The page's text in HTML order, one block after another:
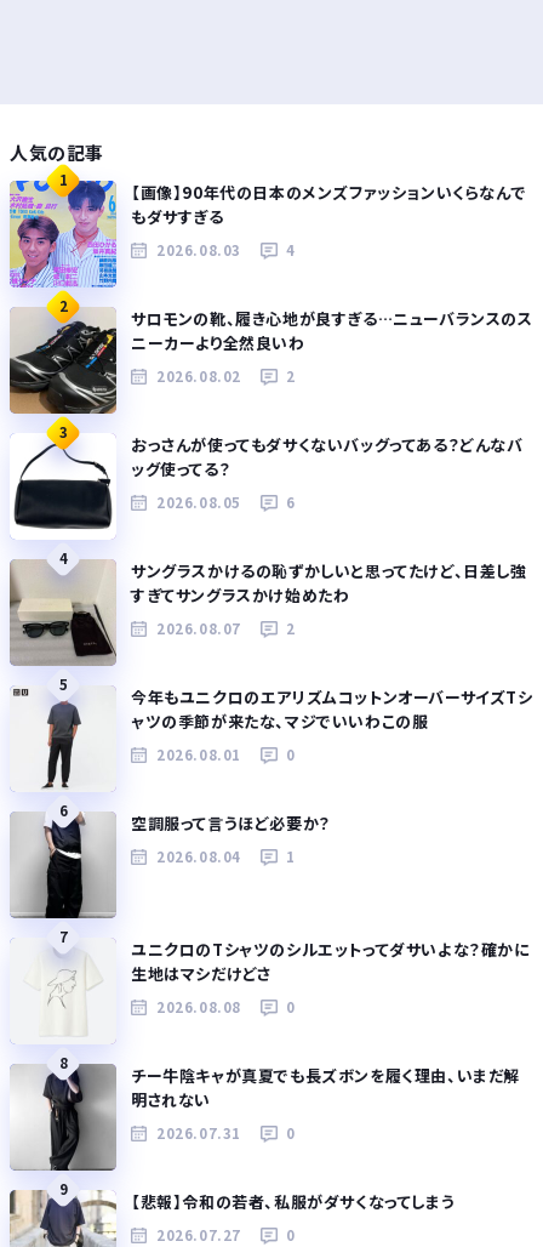
人気の記事
1
【画像】90年代の日本のメンズファッションいくらなんで
もダサすぎる
2026.08.03 4
2
サロモンの靴、履き心地が良すぎる…ニューバランスのス
ニーカーより全然良いわ
2026.08.02 2
3
おっさんが使ってもダサくないバッグってある？どんなバ
ッグ使ってる？
2026.08.05 6
4
サングラスかけるの恥ずかしいと思ってたけど、日差し強
すぎてサングラスかけ始めたわ
2026.08.07 2
5
今年もユニクロのエアリズムコットンオーバーサイズTシ
ャツの季節が来たな、マジでいいわこの服
2026.08.01 0
6
空調服って言うほど必要か？
2026.08.04 1
7
ユニクロのTシャツのシルエットってダサいよな？確かに
生地はマシだけどさ
2026.08.08 0
8
チー牛陰キャが真夏でも長ズボンを履く理由、いまだ解
明されない
2026.07.31 0
9
【悲報】令和の若者、私服がダサくなってしまう
2026.07.27 0